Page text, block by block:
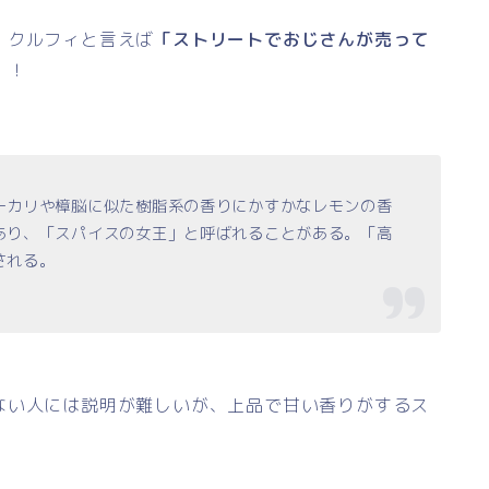
ルフィと言えば 「ストリートでおじさんが売って
！
リや樟脳に似た樹脂系の香りにかすかなレモンの香
、「スパイスの女王」と呼ばれることがある。「高
る。
人には説明が難しいが、上品で甘い香りがするス